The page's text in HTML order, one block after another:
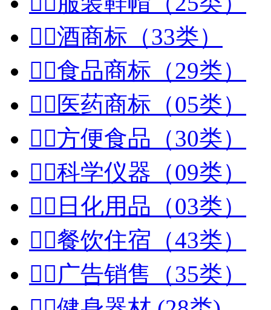
酒商标（33类）
食品商标（29类）
医药商标（05类）
方便食品（30类）
科学仪器（09类）
 日化用品（03类）
餐饮住宿（43类）
广告销售（35类）